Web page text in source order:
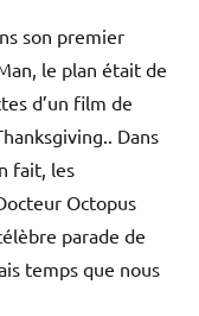
son premier
le plan était de
d’un film de
Dans
fait, les
Octopus
parade de
temps que nous